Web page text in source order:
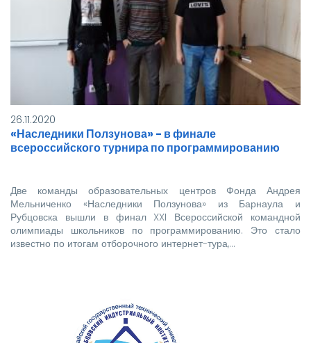
Важно: студенты, не достигшие 18 лет,
должны явиться на заселение в
сопровождении родителей.
Если у вас возникли вопросы,
обращайтесь по телефону: 8-385-
57-5-98-65.
Ждем вас!
26.11.2020
«Наследники Ползунова» - в финале
всероссийского турнира по программированию
Две команды образовательных центров Фонда Андрея
Мельниченко «Наследники Ползунова» из Барнаула и
Рубцовска вышли в финал XXI Всероссийской командной
олимпиады школьников по программированию. Это стало
известно по итогам отборочного интернет-тура,…